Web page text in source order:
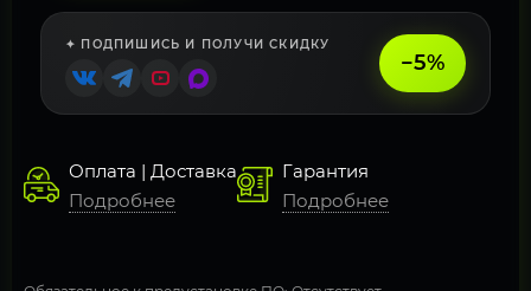
✦ ПОДПИШИСЬ И ПОЛУЧИ СКИДКУ
−5%
Оплата | Доставка
Подробнее
Гарантия
Подробнее